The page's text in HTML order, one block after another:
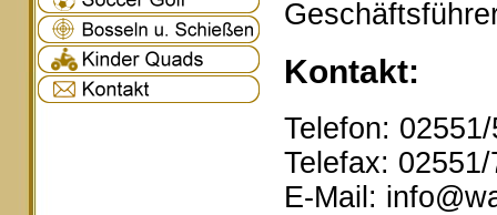
Kontakt:
Telefon:
Telefax:
E-Mail: